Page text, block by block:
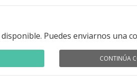
Puedes enviarnos una
CONTINÚA